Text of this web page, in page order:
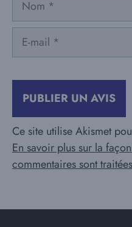
mail
Ce site utilise Akismet
En savoir plus sur la
commentaires sont traitées